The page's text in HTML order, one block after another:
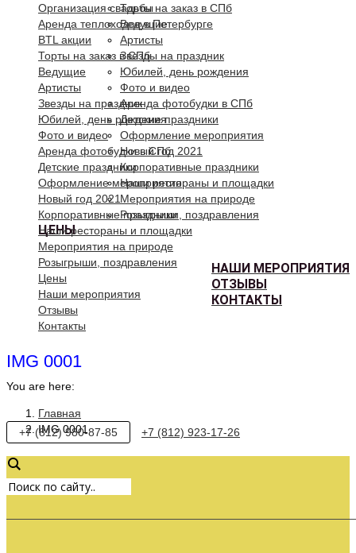
Торты на заказ в СПб
Ведущие
Артисты
Звезды на праздник
Юбилей, день рождения
Фото и видео
Аренда фотобудки в СПб
Детские праздники
Оформление мероприятия
Новый год 2021
Корпоративные праздники
Наши рестораны и площадки
Мероприятия на природе
Розыгрыши, поздравления
ЦЕНЫ
НАШИ МЕРОПРИЯТИЯ
ОТЗЫВЫ
КОНТАКТЫ
Организация свадьбы
Аренда теплоходов в Петербурге
BTL акции
Торты на заказ в СПб
Ведущие
Артисты
Звезды на праздник
Юбилей, день рождения
Фото и видео
Аренда фотобудки в СПб
Детские праздники
Оформление мероприятия
Новый год 2021
Корпоративные праздники
Наши рестораны и площадки
Мероприятия на природе
Розыгрыши, поздравления
Цены
Наши мероприятия
Отзывы
Контакты
IMG 0001
You are here:
Главная
IMG 0001
+7 (812) 980-87-85 +7 (812) 923-17-26